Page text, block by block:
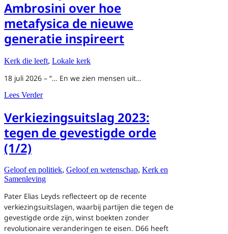
Ambrosini over hoe
metafysica de nieuwe
generatie inspireert
Kerk die leeft, Lokale kerk
18 juli 2026 – “… En we zien mensen uit…
Lees Verderabout Youth Days 2026-6: Pater Ambrosini over hoe
Verkiezingsuitslag 2023:
tegen de gevestigde orde
(1/2)
Geloof en politiek, Geloof en wetenschap, Kerk en
Samenleving
Pater Elias Leyds reflecteert op de recente
verkiezingsuitslagen, waarbij partijen die tegen de
gevestigde orde zijn, winst boekten zonder
revolutionaire veranderingen te eisen. D66 heeft